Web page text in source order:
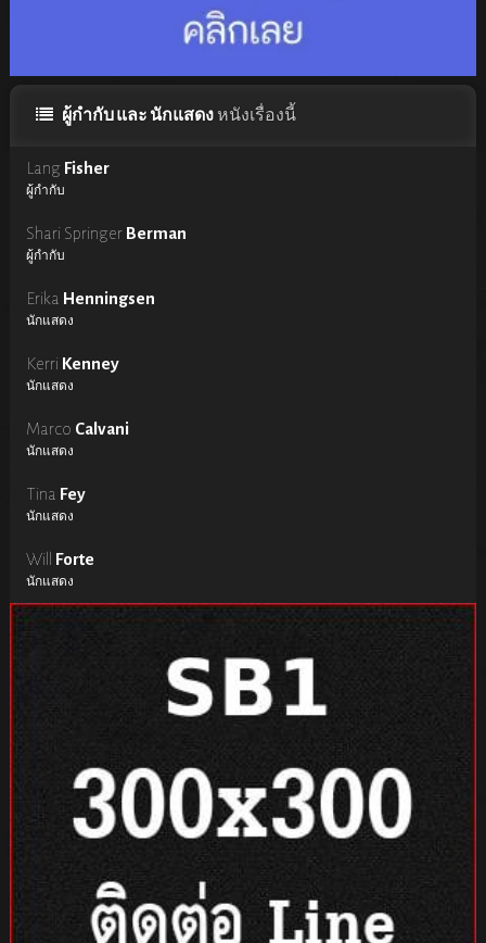
ผู้กำกับ และ นักแสดงหนังเรื่องนี้
Lang Fisher
ผู้กำกับ
Shari Springer Berman
ผู้กำกับ
Erika Henningsen
นักแสดง
Kerri Kenney
นักแสดง
Marco Calvani
นักแสดง
Tina Fey
นักแสดง
Will Forte
นักแสดง